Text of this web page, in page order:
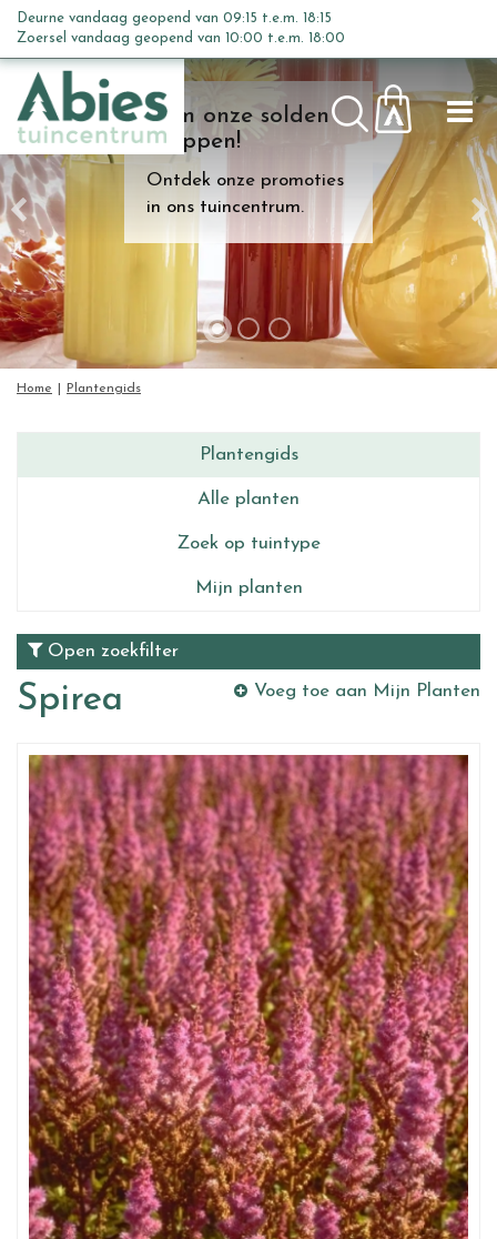
n
c
o
n
t
e
n
t
Kom onze solden
shoppen!
Ontdek onze promoties
in ons tuincentrum.
Home Plantengids
Deurne vandaag geopend van 09:15 t.e.m. 18:15
Zoersel vandaag geopend van 10:00 t.e.m. 18:00
Plantengids
Alle planten
Zoek op tuintype
Mijn planten
Open zoekfilter
Spirea Voeg toe aan Mijn Planten